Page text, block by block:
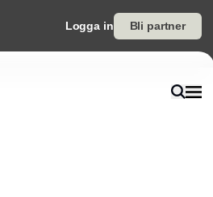
Logga in Bli partner